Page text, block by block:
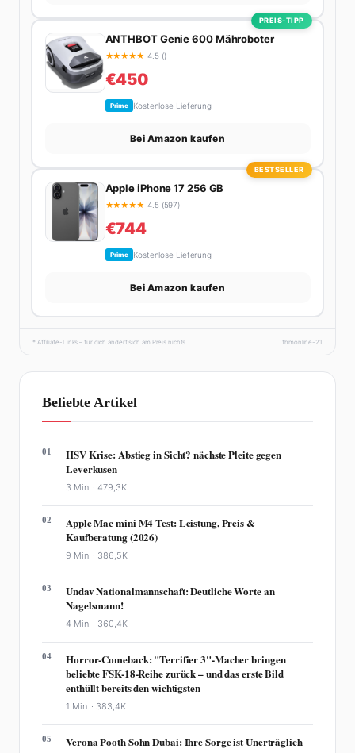
PREIS-TIPP
ANTHBOT Genie 600 Mähroboter
★★★★★ 4.5 ()
€450
Prime Kostenlose Lieferung
Bei Amazon kaufen
BESTSELLER
Apple iPhone 17 256 GB
★★★★★ 4.5 (597)
€744
Prime Kostenlose Lieferung
Bei Amazon kaufen
* Affiliate-Links – für dich ändert sich am Preis nichts. fhmonline-21
Beliebte Artikel
01
HSV Krise: Abstieg in Sicht? nächste Pleite gegen
Leverkusen
3 Min. ·479,3K
02
Apple Mac mini M4 Test: Leistung, Preis &
Kaufberatung (2026)
9 Min. · 386,5K
03
Undav Nationalmannschaft: Deutliche Worte an
Nagelsmann!
4 Min. · 360,4K
04
Horror-Comeback: "Terrifier 3"-Macher bringen
beliebte FSK-18-Reihe zurück – und das erste Bild
enthüllt bereits den wichtigsten
1 Min. · 383,4K
05 Verona Pooth Sohn Dubai: Ihre Sorge ist Unerträglich